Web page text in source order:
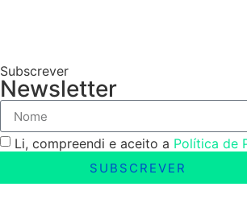
Subscrever
Newsletter
Li, compreendi e aceito a Política de
SUBSCREVER